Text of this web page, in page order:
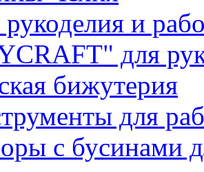
и
для
бижутерия
для
с бусинами